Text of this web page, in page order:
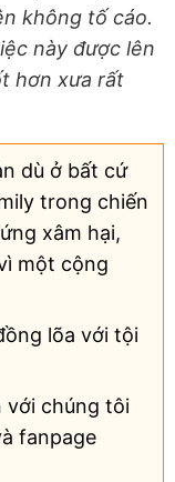
không tố cáo.
này được lên
hơn xưa rất
dù ở bất cứ
trong chiến
xâm hại,
một cộng
lõa với tội
với chúng tôi
fanpage